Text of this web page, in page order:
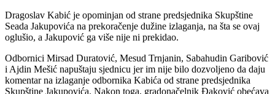
Dragoslav Kabić je opominjan od strane predsjednika Skupštine
Seada Jakupovića na prekoračenje dužine izlaganja, na šta se ovaj
oglušio, a Jakupović ga više nije ni prekidao.
Odbornici Mirsad Duratović, Mesud Trnjanin, Sabahudin Garibović
i Ajdin Mešić napuštaju sjednicu jer im nije bilo dozvoljeno da daju
komentar na izlaganje odbornika Kabića od strane predsjednika
Skupštine Jakupovića. Nakon toga, gradonačelnik Đaković obećava